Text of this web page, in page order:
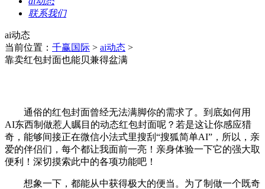
联系我们
ai动态
当前位置： 千赢国际 > ai动态 >
靠卖红包封面也能贝兼得盆满
通俗的红包封面曾经无法满脚你的需求了。到底如何用
AI东西制做惹人瞩目的动态红包封面呢？若是这让你感应猎
奇，能够间接正在微信小法式里搜刮“搜狐简单AI”，所以，亲
爱的伴侣们，每个都让我面前一亮！亲身体验一下它的强大取
便利！深切摸索此中的各项功能吧！
想象一下，都能从中获得极大的便当。为了制做一个既奇